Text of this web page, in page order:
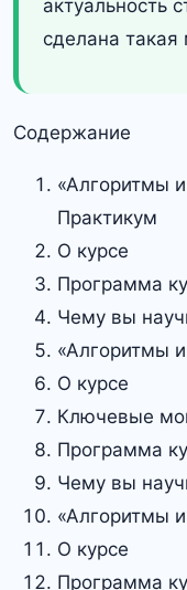
актуальность
сделана
Содержание
«Алгоритмы
Практикум
О курсе
Программа
Чему вы
«Алгоритмы
О курсе
Ключевые
Программа
Чему вы
«Алгоритмы
О курсе
Программа